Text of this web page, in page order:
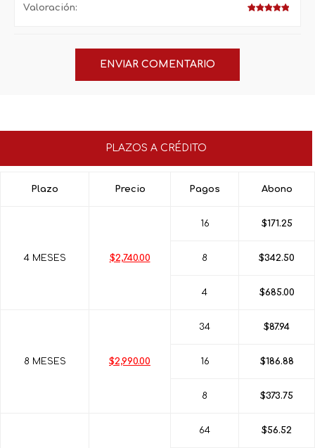
Valoración:
PLAZOS A CRÉDITO
Plazo Precio Pagos Abono
4 MESES $2,740.00
16 $171.25
8 $342.50
4 $685.00
8 MESES $2,990.00
34 $87.94
16 $186.88
8 $373.75
64 $56.52